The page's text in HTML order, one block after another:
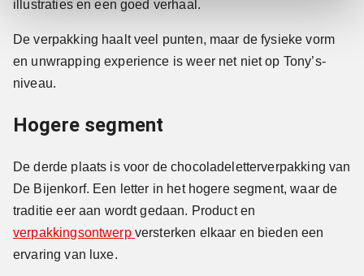
illustraties en een goed verhaal.
De verpakking haalt veel punten, maar de fysieke vorm
en unwrapping experience is weer net niet op Tony’s-
niveau.
Hogere segment
De derde plaats is voor de chocoladeletterverpakking van
De Bijenkorf. Een letter in het hogere segment, waar de
traditie eer aan wordt gedaan. Product en
verpakkingsontwerp versterken elkaar en bieden een
ervaring van luxe.